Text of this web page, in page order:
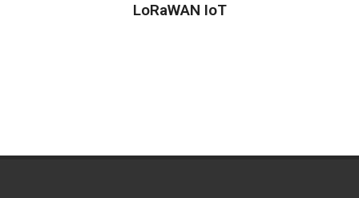
LoRaWAN IoT